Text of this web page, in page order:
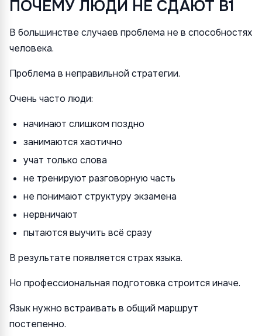
ПОЧЕМУ ЛЮДИ НЕ СДАЮТ B1
В большинстве случаев проблема не в способностях
человека.
Проблема в неправильной стратегии.
Очень часто люди:
начинают слишком поздно
занимаются хаотично
учат только слова
не тренируют разговорную часть
не понимают структуру экзамена
нервничают
пытаются выучить всё сразу
В результате появляется страх языка.
Но профессиональная подготовка строится иначе.
Язык нужно встраивать в общий маршрут
постепенно.